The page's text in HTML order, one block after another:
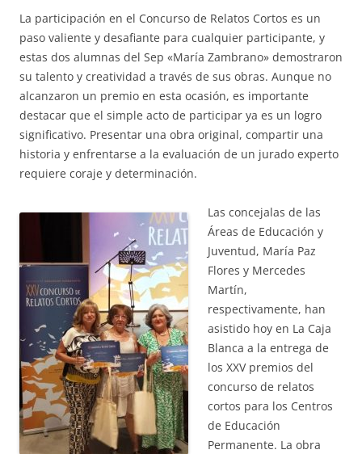
La participación en el Concurso de Relatos Cortos es un
paso valiente y desafiante para cualquier participante, y
estas dos alumnas del Sep «María Zambrano» demostraron
su talento y creatividad a través de sus obras. Aunque no
alcanzaron un premio en esta ocasión, es importante
destacar que el simple acto de participar ya es un logro
significativo. Presentar una obra original, compartir una
historia y enfrentarse a la evaluación de un jurado experto
requiere coraje y determinación.
Las concejalas de las
Áreas de Educación y
Juventud, María Paz
Flores y Mercedes
Martín,
respectivamente, han
asistido hoy en La Caja
Blanca a la entrega de
los XXV premios del
concurso de relatos
cortos para los Centros
de Educación
Permanente. La obra